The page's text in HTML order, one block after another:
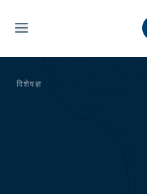
विशेषज्ञ